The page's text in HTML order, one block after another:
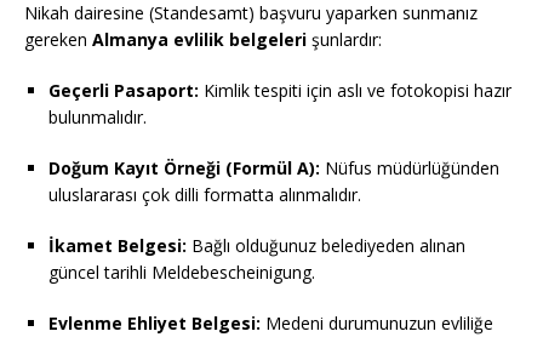
Nikah dairesine (Standesamt) başvuru yaparken sunmanız
gereken Almanya evlilik belgeleri şunlardır:
Geçerli Pasaport: Kimlik tespiti için aslı ve fotokopisi hazır
bulunmalıdır.
Doğum Kayıt Örneği (Formül A): Nüfus müdürlüğünden
uluslararası çok dilli formatta alınmalıdır.
İkamet Belgesi: Bağlı olduğunuz belediyeden alınan
güncel tarihli Meldebescheinigung.
Evlenme Ehliyet Belgesi: Medeni durumunuzun evliliğe